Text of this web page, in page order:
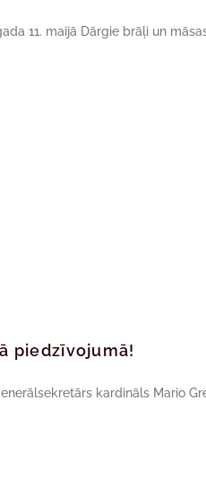
11. maijā Dārgie brāļi un
piedzīvojumā!
kardināls Mario